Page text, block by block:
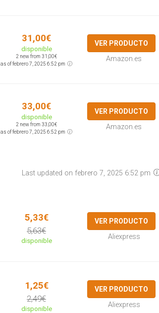
31,00€
disponible
2 new from 31,00€
as of febrero 7, 2025 6:52 pm
VER PRODUCTO
Amazon.es
33,00€
disponible
2 new from 33,00€
as of febrero 7, 2025 6:52 pm
VER PRODUCTO
Amazon.es
Last updated on febrero 7, 2025 6:52 pm
5,33€
5,63€
disponible
VER PRODUCTO
Aliexpress
1,25€
2,49€
disponible
VER PRODUCTO
Aliexpress